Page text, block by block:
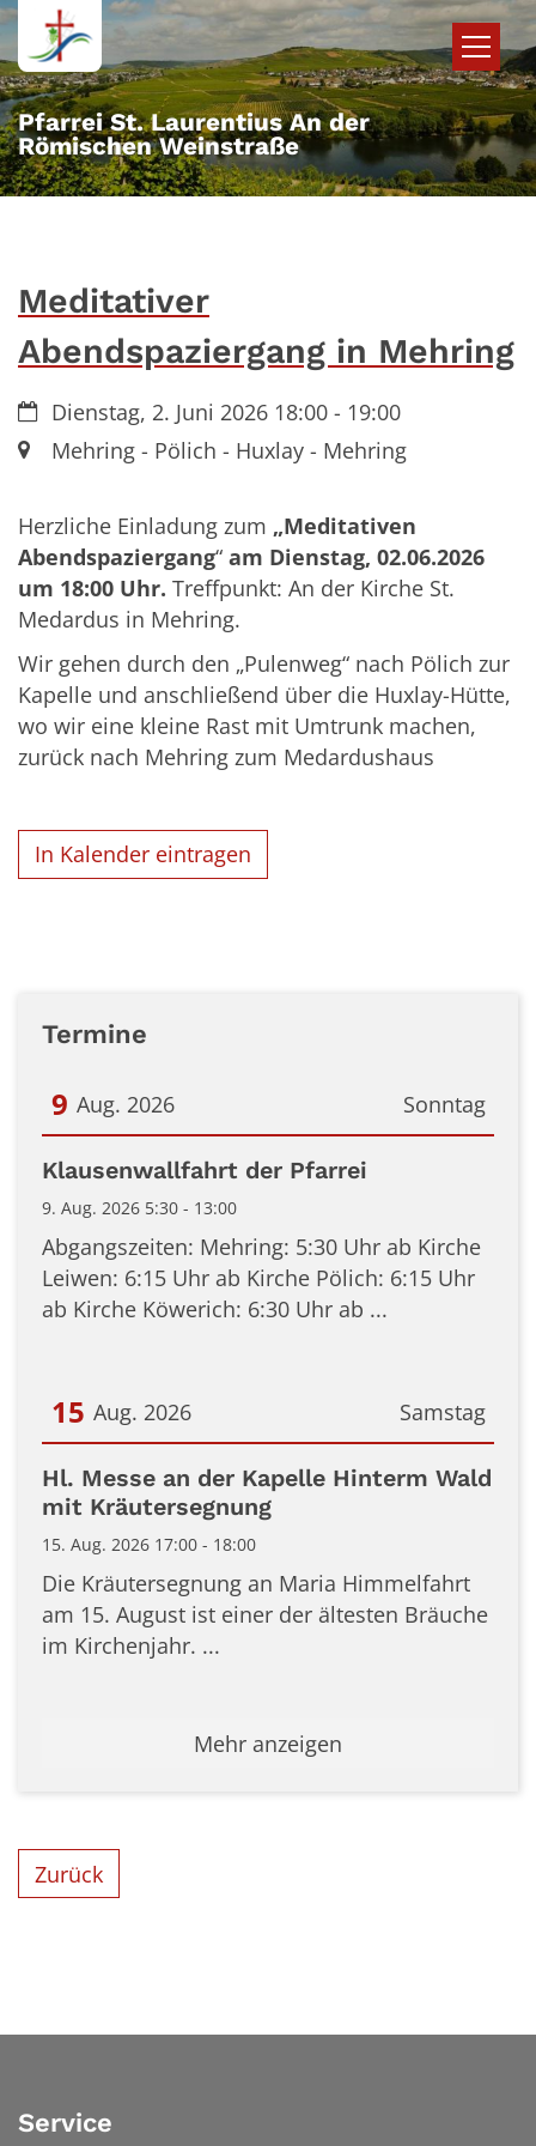
Zum Inhalt springen
Pfarrei St. Laurentius An der
Römischen Weinstraße
Meditativer
Abendspaziergang in Mehring
Datum:Dienstag, 2. Juni 2026 18:00 - 19:00
Ort:Mehring - Pölich - Huxlay - Mehring
Herzliche Einladung zum „Meditativen
Abendspaziergang“ am Dienstag, 02.06.2026
um 18:00 Uhr. Treffpunkt: An der Kirche St.
Medardus in Mehring.
Wir gehen durch den „Pulenweg“ nach Pölich zur
Kapelle und anschließend über die Huxlay-Hütte,
wo wir eine kleine Rast mit Umtrunk machen,
zurück nach Mehring zum Medardushaus
In Kalender eintragen
Termine
Sonntag
9 Aug. 2026
Datum: 9. August 2026
Klausenwallfahrt der Pfarrei
9. Aug. 2026 5:30 - 13:00
Abgangszeiten: Mehring: 5:30 Uhr ab Kirche
Leiwen: 6:15 Uhr ab Kirche Pölich: 6:15 Uhr
ab Kirche Köwerich: 6:30 Uhr ab ...
Samstag
15 Aug. 2026
Datum: 15. August 2026
Hl. Messe an der Kapelle Hinterm Wald
mit Kräutersegnung
15. Aug. 2026 17:00 - 18:00
Die Kräutersegnung an Maria Himmelfahrt
am 15. August ist einer der ältesten Bräuche
im Kirchenjahr. ...
Mehr anzeigen
Zurück
Service